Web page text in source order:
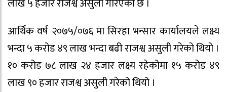
लाख ५ हजार राजश्व असुली गरिएको छ ।
आर्थिक वर्ष २०७५/०७६ मा सिरहा भन्सार कार्यालयले लक्ष्य
भन्दा ५ करोड ४९ लाख भन्दा बढी राजश्व असुली गरेको थियो ।
१० करोड ७८ लाख २४ हजार लक्ष्य रहेकोमा १५ करोड ४९
लाख ९० हजार राजश्व असुली गरेको थियो ।